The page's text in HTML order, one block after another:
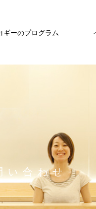
ギーのプログラム
い合わせ